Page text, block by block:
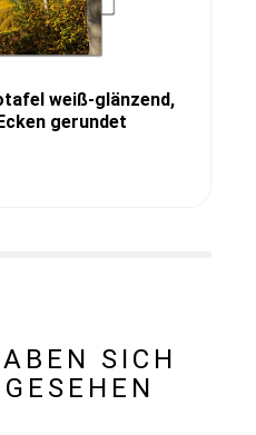
weiß-glänzend,
gerundet
SICH